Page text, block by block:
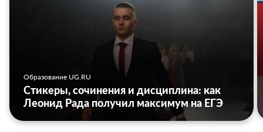
Образование UG.RU
Стикеры, сочинения и дисциплина: как
Леонид Рада получил максимум на ЕГЭ